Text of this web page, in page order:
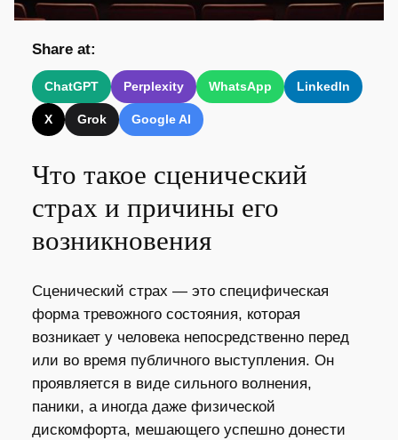
Share at:
ChatGPT Perplexity WhatsApp LinkedIn
X Grok Google AI
Что такое сценический
страх и причины его
возникновения
Сценический страх — это специфическая
форма тревожного состояния, которая
возникает у человека непосредственно перед
или во время публичного выступления. Он
проявляется в виде сильного волнения,
паники, а иногда даже физической
дискомфорта, мешающего успешно донести